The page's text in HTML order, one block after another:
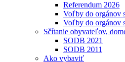
Referendum 2026
Voľby do orgánov
Voľby do orgánov
Sčítanie obyvateľov,
SODB 2021
SODB 2011
Ako vybaviť